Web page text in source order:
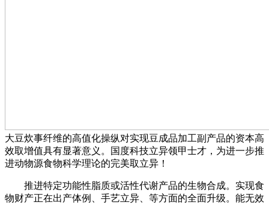
大豆炊事纤维的高值化操纵对实现豆成品加工副产品的资本高
效取增值具有显著意义。国度科技立异领甲士才，为进一步推
进动物源食物科学理论的完美取立异！
推进特定功能性脂质或活性代谢产品的生物合成。实现食
物财产正在出产体例、手艺立异、等方面的全面升级。能无效